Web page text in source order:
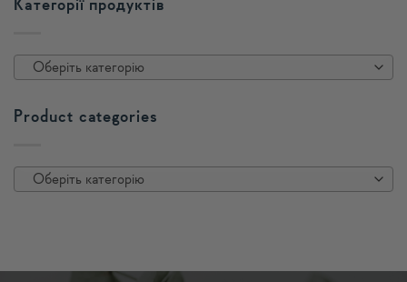
Категорії продуктів
Оберіть категорію
Product categories
Оберіть категорію